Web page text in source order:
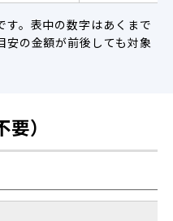
す。表中の数字はあくまで
安の金額が前後しても対象
）